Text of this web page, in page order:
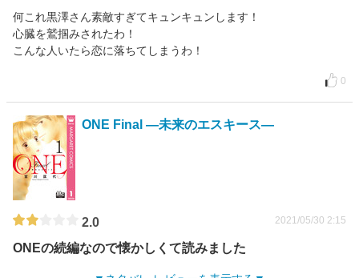
何これ黒澤さん素敵すぎてキュンキュンします！
心臓を鷲掴みされたわ！
こんな人いたら恋に落ちてしまうわ！
0
ONE Final ―未来のエスキース―
2.0 2021/05/30 2:15
ONEの続編なので懐かしくて読みました